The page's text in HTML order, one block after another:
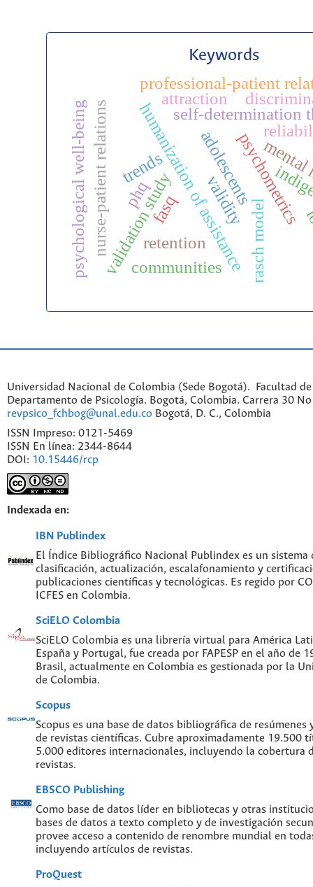
Keywords
psychometrics
humanization of assistance
validation study
nurse-patient relations
professional-patient
fasq rasch model
self-determination
phq validity
adolescents
psychological well-being trends
communities
attraction
retention
Universidad Nacional de Colombia (Sede Bogotá). Facultad de
Departamento de Psicología. Bogotá, Colombia. Carrera 30
revpsico_fchbog@unal.edu.co Bogotá, D. C., Colombia
ISSN Impreso: 0121-5469
ISSN En línea: 2344-8644
DOI: 10.15446/rcp
Indexada en:
IBN Publindex
El Índice Bibliográfico Nacional Publindex es un
clasificación, actualización, escalafonamiento y
publicaciones científicas y tecnológicas. Es regido por
ICFES en Colombia.
SciELO Colombia
SciELO Colombia es una librería virtual para América
España y Portugal, fue creada por FAPESP en el año de
Brasil, actualmente en Colombia es gestionada por la
de Colombia.
Scopus
Scopus es una base de datos bibliográfica de
de revistas científicas. Cubre aproximadamente 19.500
5.000 editores internacionales, incluyendo la cobertura
revistas.
EBSCO Publishing
Como base de datos líder en bibliotecas y otras
bases de datos a texto completo y de investigación
provee acceso a contenido de renombre mundial en
incluyendo artículos de revistas.
ProQuest